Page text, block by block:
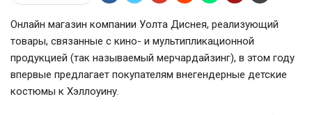
Онлайн магазин компании Уолта Диснея, реализующий
товары, связанные с кино- и мультипликационной
продукцией (так называемый мерчардайзинг), в этом году
впервые предлагает покупателям внегендерные детские
костюмы к Хэллоуину.